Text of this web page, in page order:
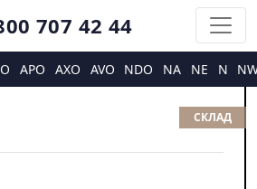
707 42 44
APO AXO AVO NDO NA NE N
СКЛАД